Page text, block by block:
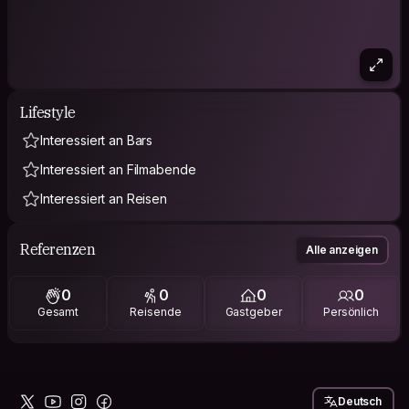
Lifestyle
Interessiert an Bars
Interessiert an Filmabende
Interessiert an Reisen
Referenzen Alle anzeigen
0
Gesamt
0
Reisende
0
Gastgeber
0
Persönlich
Deutsch